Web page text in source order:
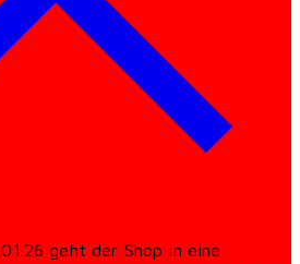
geht der Shop in eine